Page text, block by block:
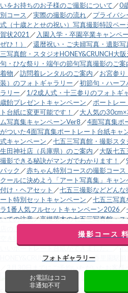
撮影コース
フォトギャラリー
お電話はココ
非通知不可
いをお持ちのお子様のご撮影について ／0
別コース ／実際の撮影の流れ／プライバシ
式（十歳ととせの祝い）写真撮影特設ペー
賀状2021 ／ 入園入学・卒園卒業キャンペ
ぜひ！）
／還暦祝い・ご夫婦写真・遺影写
三写真館・スタジオHONEY&CRUNCH大
句・ひな祭り・端午の節句写真撮影のご案
着物 ／訪問着レンタルのご案内 ／お宮参
装）のフォトギャラリー ／初節句・ハーフ
ラリー ／1/2成人式・十三参りのフォトギ
歳飴プレゼントキャンペーン ／ポートレ
ト台紙に変更可能です！ ／大人気の
ム写真集キャンペーンVer8 ／4面写真集ポ
がついた4面写真集ポートレート台紙キャ
式キャンペーン ／七五三写真館・撮影スタ
生田神社店（兵庫県）のご案内 ／大阪七
撮影できる秘訣がマンガでわかります！ ／
パック ／赤ちゃん特別コースの撮影コー
クールに決めよう「アート写真集」キャン
付け・ヘアセット ／七五三撮影などどん
ート特別セットキャンペーン ／七五三写真
ラ1番人気フルセットキャンペーン2026 ／
いての注意／高槻茨木の七五三写真館・ス
店のご案内
緑と黒の市松模様
いいポートレート台紙ができました。／七
HONEY&CRUNCH寝屋川枚方・香里園駅
3月30日までにご予約いただいたお客様へ
大阪で七五三の子供写真館撮影スタジオ